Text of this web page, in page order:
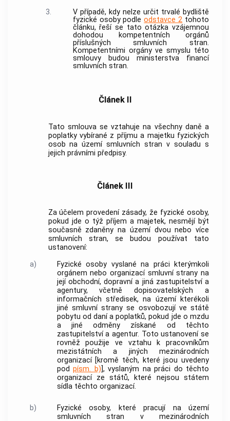
3.
V případě, kdy nelze určit trvalé bydliště
fyzické osoby podleodstavce 2 tohoto
článku, řeší se tato otázka vzájemnou
dohodou kompetentních orgánů
příslušných smluvních stran.
Kompetentními orgány ve smyslu této
smlouvy budou ministerstva financí
smluvních stran.
Článek II
Tato smlouva se vztahuje na všechny daně a
poplatky vybírané z příjmu a majetku fyzických
osob na území smluvních stran v souladu s
jejich právními předpisy.
Článek III
Za účelem provedení zásady, že fyzické osoby,
pokud jde o týž příjem a majetek, nesmějí být
současně zdaněny na území dvou nebo více
smluvních stran, se budou používat tato
ustanovení:
a)
Fyzické osoby vyslané na práci kterýmkoli
orgánem nebo organizací smluvní strany na
její obchodní, dopravní a jiná zastupitelství a
agentury, včetně dopisovatelských a
informačních středisek, na území kterékoli
jiné smluvní strany se osvobozují ve státě
pobytu od daní a poplatků, pokud jde o mzdu
a jiné odměny získané od těchto
zastupitelství a agentur. Toto ustanovení se
rovněž použije ve vztahu k pracovníkům
mezistátních a jiných mezinárodních
organizací [kromě těch, které jsou uvedeny
podpísm. b)], vyslaným na práci do těchto
organizací ze států, které nejsou státem
sídla těchto organizací.
b)
Fyzické osoby, které pracují na území
smluvních stran v mezinárodních